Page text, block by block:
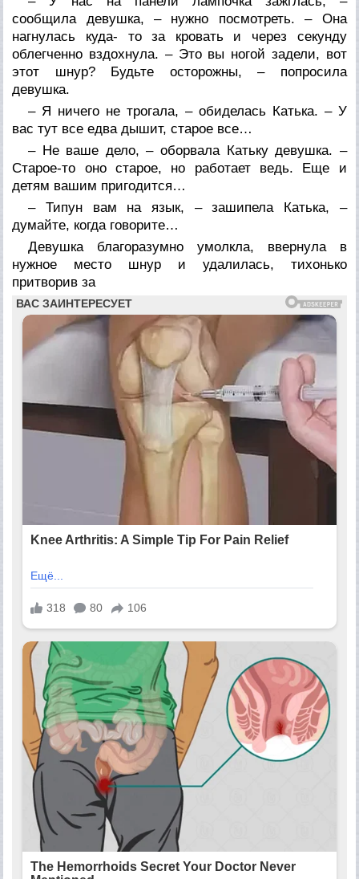
сообщила девушка, – нужно посмотреть. – Она
нагнулась куда- то за кровать и через секунду
облегченно вздохнула. – Это вы ногой задели, вот
этот шнур? Будьте осторожны, – попросила
девушка.
– Я ничего не трогала, – обиделась Катька. – У
вас тут все едва дышит, старое все…
– Не ваше дело, – оборвала Катьку девушка. –
Старое-то оно старое, но работает ведь. Еще и
детям вашим пригодится…
– Типун вам на язык, – зашипела Катька, –
думайте, когда говорите…
Девушка благоразумно умолкла, ввернула в
нужное место шнур и удалилась, тихонько
притворив за